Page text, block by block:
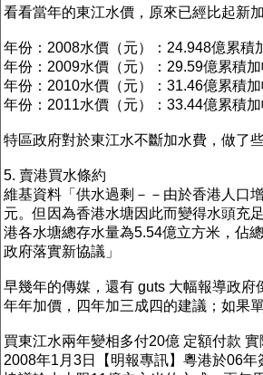
看看當年的東江水價，原來已經比起新
年份：2008水價（元）：24.948億累積
年份：2009水價（元）：29.59億累積
年份：2010水價（元）：31.46億累積
年份：2011水價（元）：33.44億累積
特區政府對於東江水不斷加水費，做了
5. 賣港買水條約
維基資料「供水過剩－－由於香港人口
元。但因為香港水塘因此而變得水頭充
港各水塘總存水量為5.54億立方米，佔
政府落實新協議」
早幾年的傳媒，還有 guts 大幅報導政
年年加價，四年加三成四的建議；如果
買東江水兩年變相多付20億 定額付款
2008年1月3日【明報專訊】粵港於06